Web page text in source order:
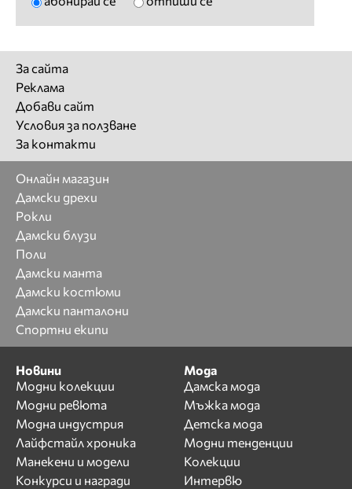
За сайта
Реклама
Добави сайт
Условия за ползване
За контакти
Онлайн магазин
Дамски дрехи
Рокли
Дамски блузи
Поли
Дамски манта
Дамски костюми
Дамски панталони
Спортни екипи
Новини
Модни колекции
Модни ревюта
Модна индустрия
Лайфстайл хроника
Манекени и модели
Конкурси и награди
Мода
Дамска мода
Мъжка мода
Детска мода
Модни тенденции
Колекции
Интервю